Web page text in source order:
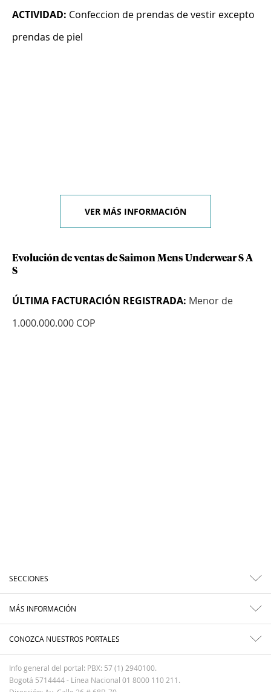
ACTIVIDAD: Confeccion de prendas de vestir excepto
prendas de piel
VER MÁS INFORMACIÓN
Evolución de ventas de Saimon Mens Underwear S A
S
ÚLTIMA FACTURACIÓN REGISTRADA: Menor de
1.000.000.000 COP
SECCIONES
MÁS INFORMACIÓN
CONOZCA NUESTROS PORTALES
Info general del portal: PBX: 57 (1) 2940100.
Bogotá 5714444 - Línea Nacional 01 8000 110 211.